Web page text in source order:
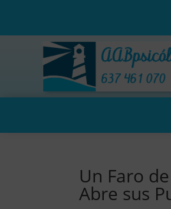
Un Faro
Abre sus